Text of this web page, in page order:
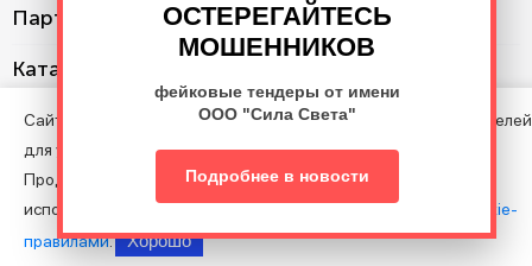
ОСТЕРЕГАЙТЕСЬ
МОШЕННИКОВ
фейковые тендеры от имени
ООО "Сила Света"
Подробнее в новости
Партнерам
Каталог
©2013–2026. Все права защищены. Данный сайт носит
информационно-справочный характер и не является публичной
офертой.
Сайт использует cookie с целью анализа поведения посетителей
для улучшения Сайта.
Продолжая пользоваться Сайтом, вы соглашаетесь на
использование файлов cookie в соответствии с нашими
Cookie-
правилами. Хорошо